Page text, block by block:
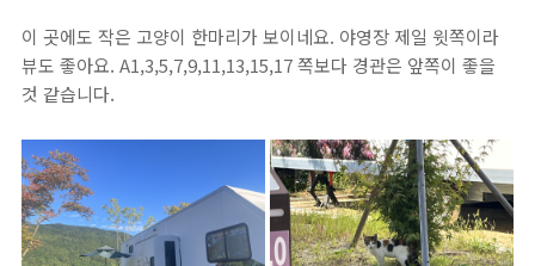
이 곳에도 작은 고양이 한마리가 보이네요. 야영장 제일 윗쪽이라
뷰도 좋아요. A1,3,5,7,9,11,13,15,17 쪽보다 경관은 앞쪽이 좋을
것 같습니다.